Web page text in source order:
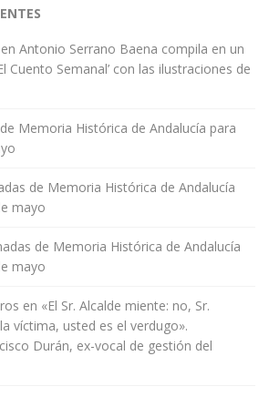
en Antonio Serrano Baena compila en un
Cuento Semanal’ con las ilustraciones de
Memoria Histórica de Andalucía para
de Memoria Histórica de Andalucía
mayo
de Memoria Histórica de Andalucía
mayo
en «El Sr. Alcalde miente: no, Sr.
víctima, usted es el verdugo».
Durán, ex-vocal de gestión del